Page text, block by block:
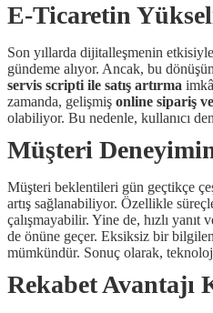
E-Ticaretin
Son yıllarda dijitalleşmenin
gündeme alıyor. Ancak, bu
servis scripti ile satış artırma
zamanda, gelişmiş online sipariş
olabiliyor. Bu nedenle, kullanıcı
Müşteri
Müşteri beklentileri gün geçtikçe
artış sağlanabiliyor. Özellikle
çalışmayabilir. Yine de, hızlı
de önüne geçer. Eksiksiz bir
mümkündür. Sonuç olarak,
Rekabet Avantajı